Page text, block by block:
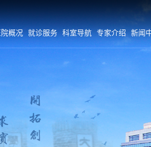
外科系统
医技•平台 科室动态
概况 就诊服务 科室导航 专家介绍 新闻